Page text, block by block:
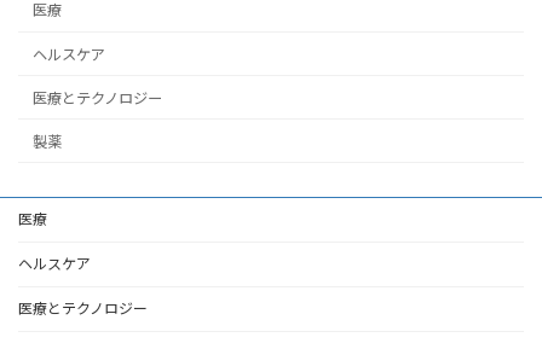
医療
ヘルスケア
医療とテクノロジー
製薬
医療
ヘルスケア
医療とテクノロジー